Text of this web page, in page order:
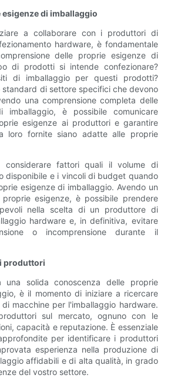
di imballaggio
a collaborare con i produttori di
hardware, è fondamentale
delle proprie esigenze di
di prodotti si intende confezionare?
di imballaggio per questi prodotti?
standard di settore specifici che devono
una comprensione completa delle
imballaggio, è possibile comunicare
esigenze ai produttori e garantire
loro fornite siano adatte alle proprie
considerare fattori quali il volume di
disponibile e i vincoli di budget quando
esigenze di imballaggio. Avendo un
esigenze, è possibile prendere
nella scelta di un produttore di
hardware e, in definitiva, evitare
o incomprensione durante il
produttori
una solida conoscenza delle proprie
è il momento di iniziare a ricercare
macchine per l'imballaggio hardware.
sul mercato, ognuno con le
capacità e reputazione. È essenziale
per identificare i produttori
esperienza nella produzione di
affidabili e di alta qualità, in grado
del vostro settore.